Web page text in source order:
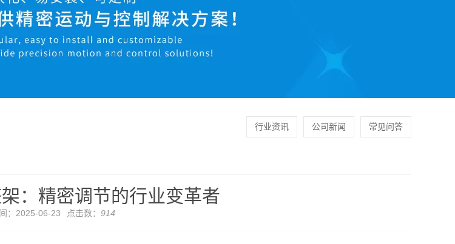
行业资讯 公司新闻 常见问答
：精密调节的行业变革者
：2025-06-23 点击数： 914